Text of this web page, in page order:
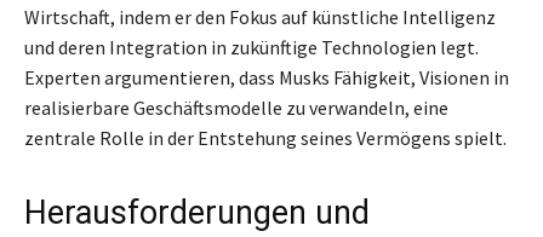
Wirtschaft, indem er den Fokus auf künstliche Intelligenz
und deren Integration in zukünftige Technologien legt.
Experten argumentieren, dass Musks Fähigkeit, Visionen in
realisierbare Geschäftsmodelle zu verwandeln, eine
zentrale Rolle in der Entstehung seines Vermögens spielt.
Herausforderungen und